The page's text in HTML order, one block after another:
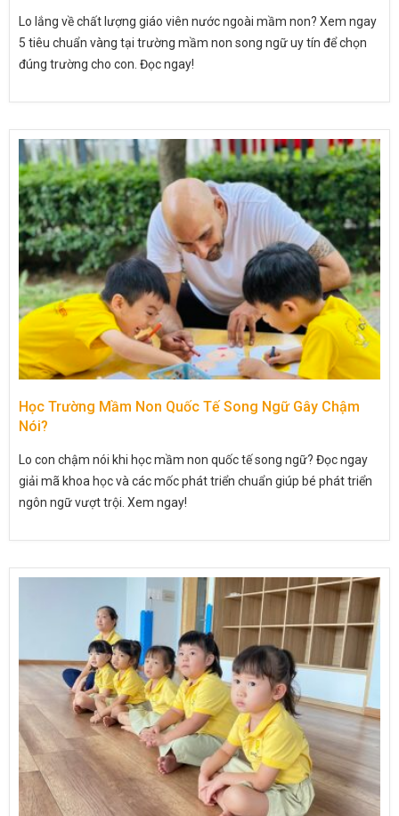
Lo lắng về chất lượng giáo viên nước ngoài mầm non? Xem ngay
5 tiêu chuẩn vàng tại trường mầm non song ngữ uy tín để chọn
đúng trường cho con. Đọc ngay!
Học Trường Mầm Non Quốc Tế Song Ngữ Gây Chậm
Nói?
Lo con chậm nói khi học mầm non quốc tế song ngữ? Đọc ngay
giải mã khoa học và các mốc phát triển chuẩn giúp bé phát triển
ngôn ngữ vượt trội. Xem ngay!